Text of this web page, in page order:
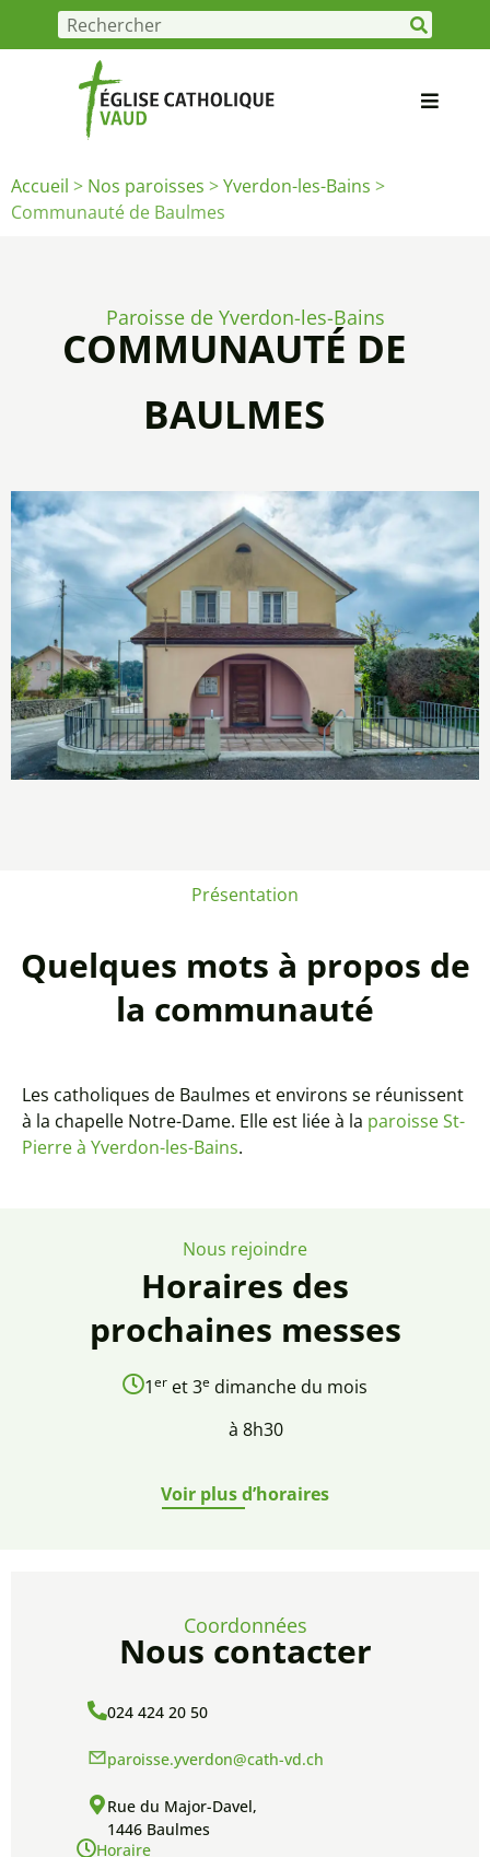
Accueil > Nos paroisses >Yverdon-les-Bains >
Communauté de Baulmes
Paroisse de Yverdon-les-Bains
COMMUNAUTÉ DE
BAULMES
Présentation
Quelques mots à propos de
la communauté
Les catholiques de Baulmes et environs se réunissent
à la chapelle Notre-Dame. Elle est liée à la paroisse St-
Pierre à Yverdon-les-Bains.
Nous rejoindre
Horaires des
prochaines messes
1er et 3e dimanche du mois
à 8h30
Voir plus d’horaires
Coordonnées
Nous contacter
024 424 20 50
paroisse.yverdon@cath-vd.ch
Rue du Major-Davel,
1446 Baulmes
Horaire